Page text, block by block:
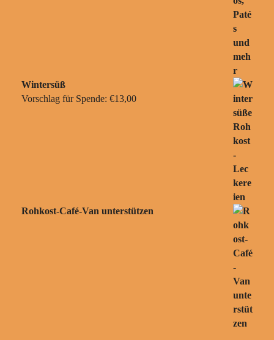
Wintersüß
Vorschlag für Spende: €13,00
Rohkost-Café-Van unterstützen